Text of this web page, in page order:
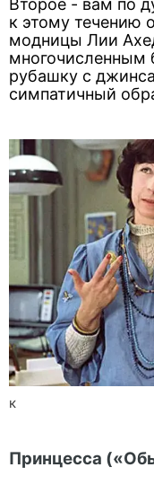
Второе - вам по
к этому течению
модницы Лии
многочисленным
рубашку с
симпатичный
к
Принцесса